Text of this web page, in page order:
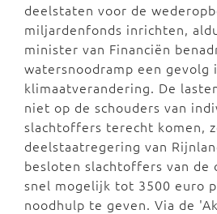
deelstaten voor de
miljardenfonds inrichten,
minister van Financiën
watersnoodramp een gevolg
klimaatverandering. De
niet op de schouders van
slachtoffers terecht komen,
deelstaatregering van
besloten slachtoffers van de
snel mogelijk tot 3500 euro
noodhulp te geven. Via de